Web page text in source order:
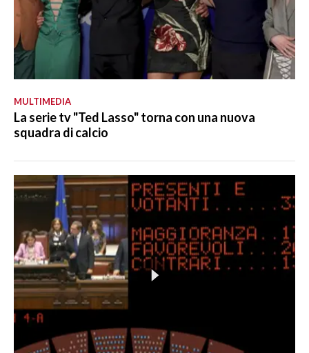
MULTIMEDIA
La serie tv "Ted Lasso" torna con una nuova
squadra di calcio